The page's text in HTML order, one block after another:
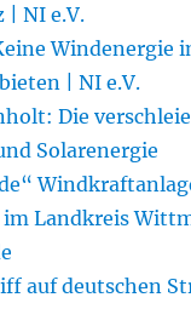
| NI e.V.
Windenergie
| NI e.V.
Die
Solarenergie
Landkreis
auf deutschen